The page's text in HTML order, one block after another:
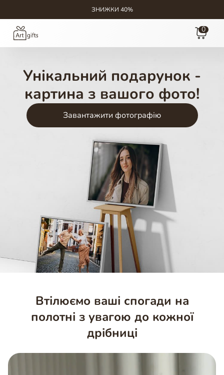
ЗНИЖКИ 40%
0
Унікальний подарунок -
картина з вашого фото!
Завантажити фотографію
Втілюємо ваші спогади на
полотні з увагою до кожної
дрібниці